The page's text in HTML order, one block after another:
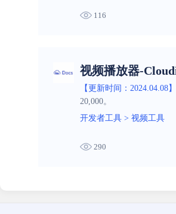
116
视频播放器-
【更新时间：2024.04.08】
20,000。
开发者工具 > 视频工具
290